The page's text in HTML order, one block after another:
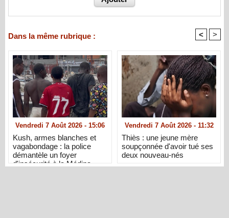
Dans la même rubrique : < >
Vendredi 7 Août 2026 - 15:06
Kush, armes blanches et
vagabondage : la police
démantèle un foyer
d'insécurité à la Médina
Vendredi 7 Août 2026 - 11:32
Thiès : une jeune mère
soupçonnée d'avoir tué ses
deux nouveau-nés